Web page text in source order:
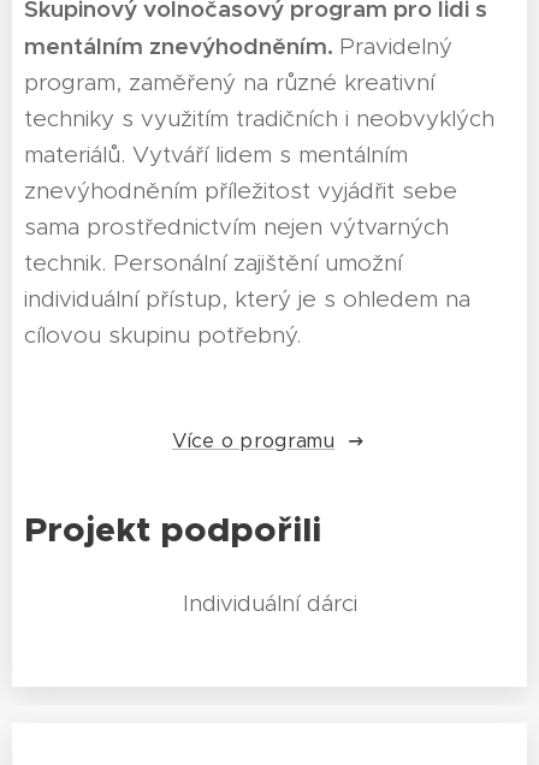
Skupinový volnočasový program pro lidi s
mentálním znevýhodněním. Pravidelný
program, zaměřený na různé kreativní
techniky s využitím tradičních i neobvyklých
materiálů. Vytváří lidem s mentálním
znevýhodněním příležitost vyjádřit sebe
sama prostřednictvím nejen výtvarných
technik. Personální zajištění umožní
individuální přístup, který je s ohledem na
cílovou skupinu potřebný.
Více o programu
Projekt podpořili
Individuální dárci